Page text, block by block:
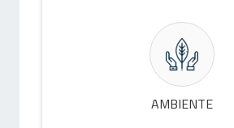
AMBIENTE